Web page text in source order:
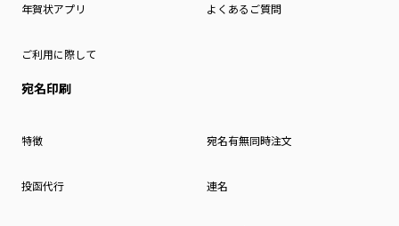
年賀状アプリ よくあるご質問
ご利用に際して
宛名印刷
特徴 宛名有無同時注文
投函代行 連名